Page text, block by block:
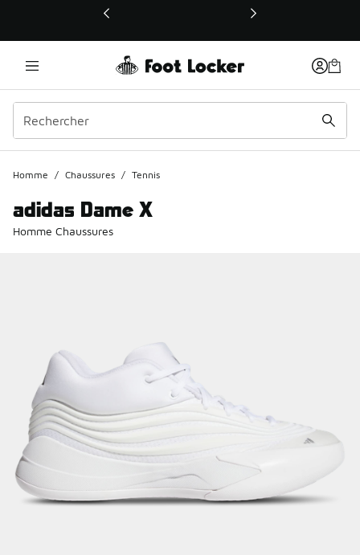
Ce lien ouvrira une nouvelle fenêtre
Homme / Chaussures / Tennis
adidas Dame X
Homme Chaussures